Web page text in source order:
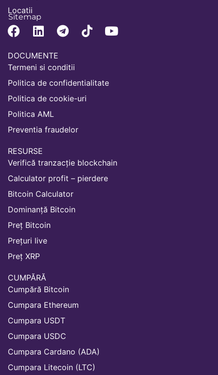
Locatii
Sitemap
DOCUMENTE
Termeni si conditii
Politica de confidentialitate
Politica de cookie-uri
Politica AML
Preventia fraudelor
RESURSE
Verifică tranzacție blockchain
Calculator profit – pierdere
Bitcoin Calculator
Dominanță Bitcoin
Preț Bitcoin
Prețuri live
Preț XRP
CUMPĂRĂ
Cumpără Bitcoin
Cumpara Ethereum
Cumpara USDT
Cumpara USDC
Cumpara Cardano (ADA)
Cumpara Litecoin (LTC)